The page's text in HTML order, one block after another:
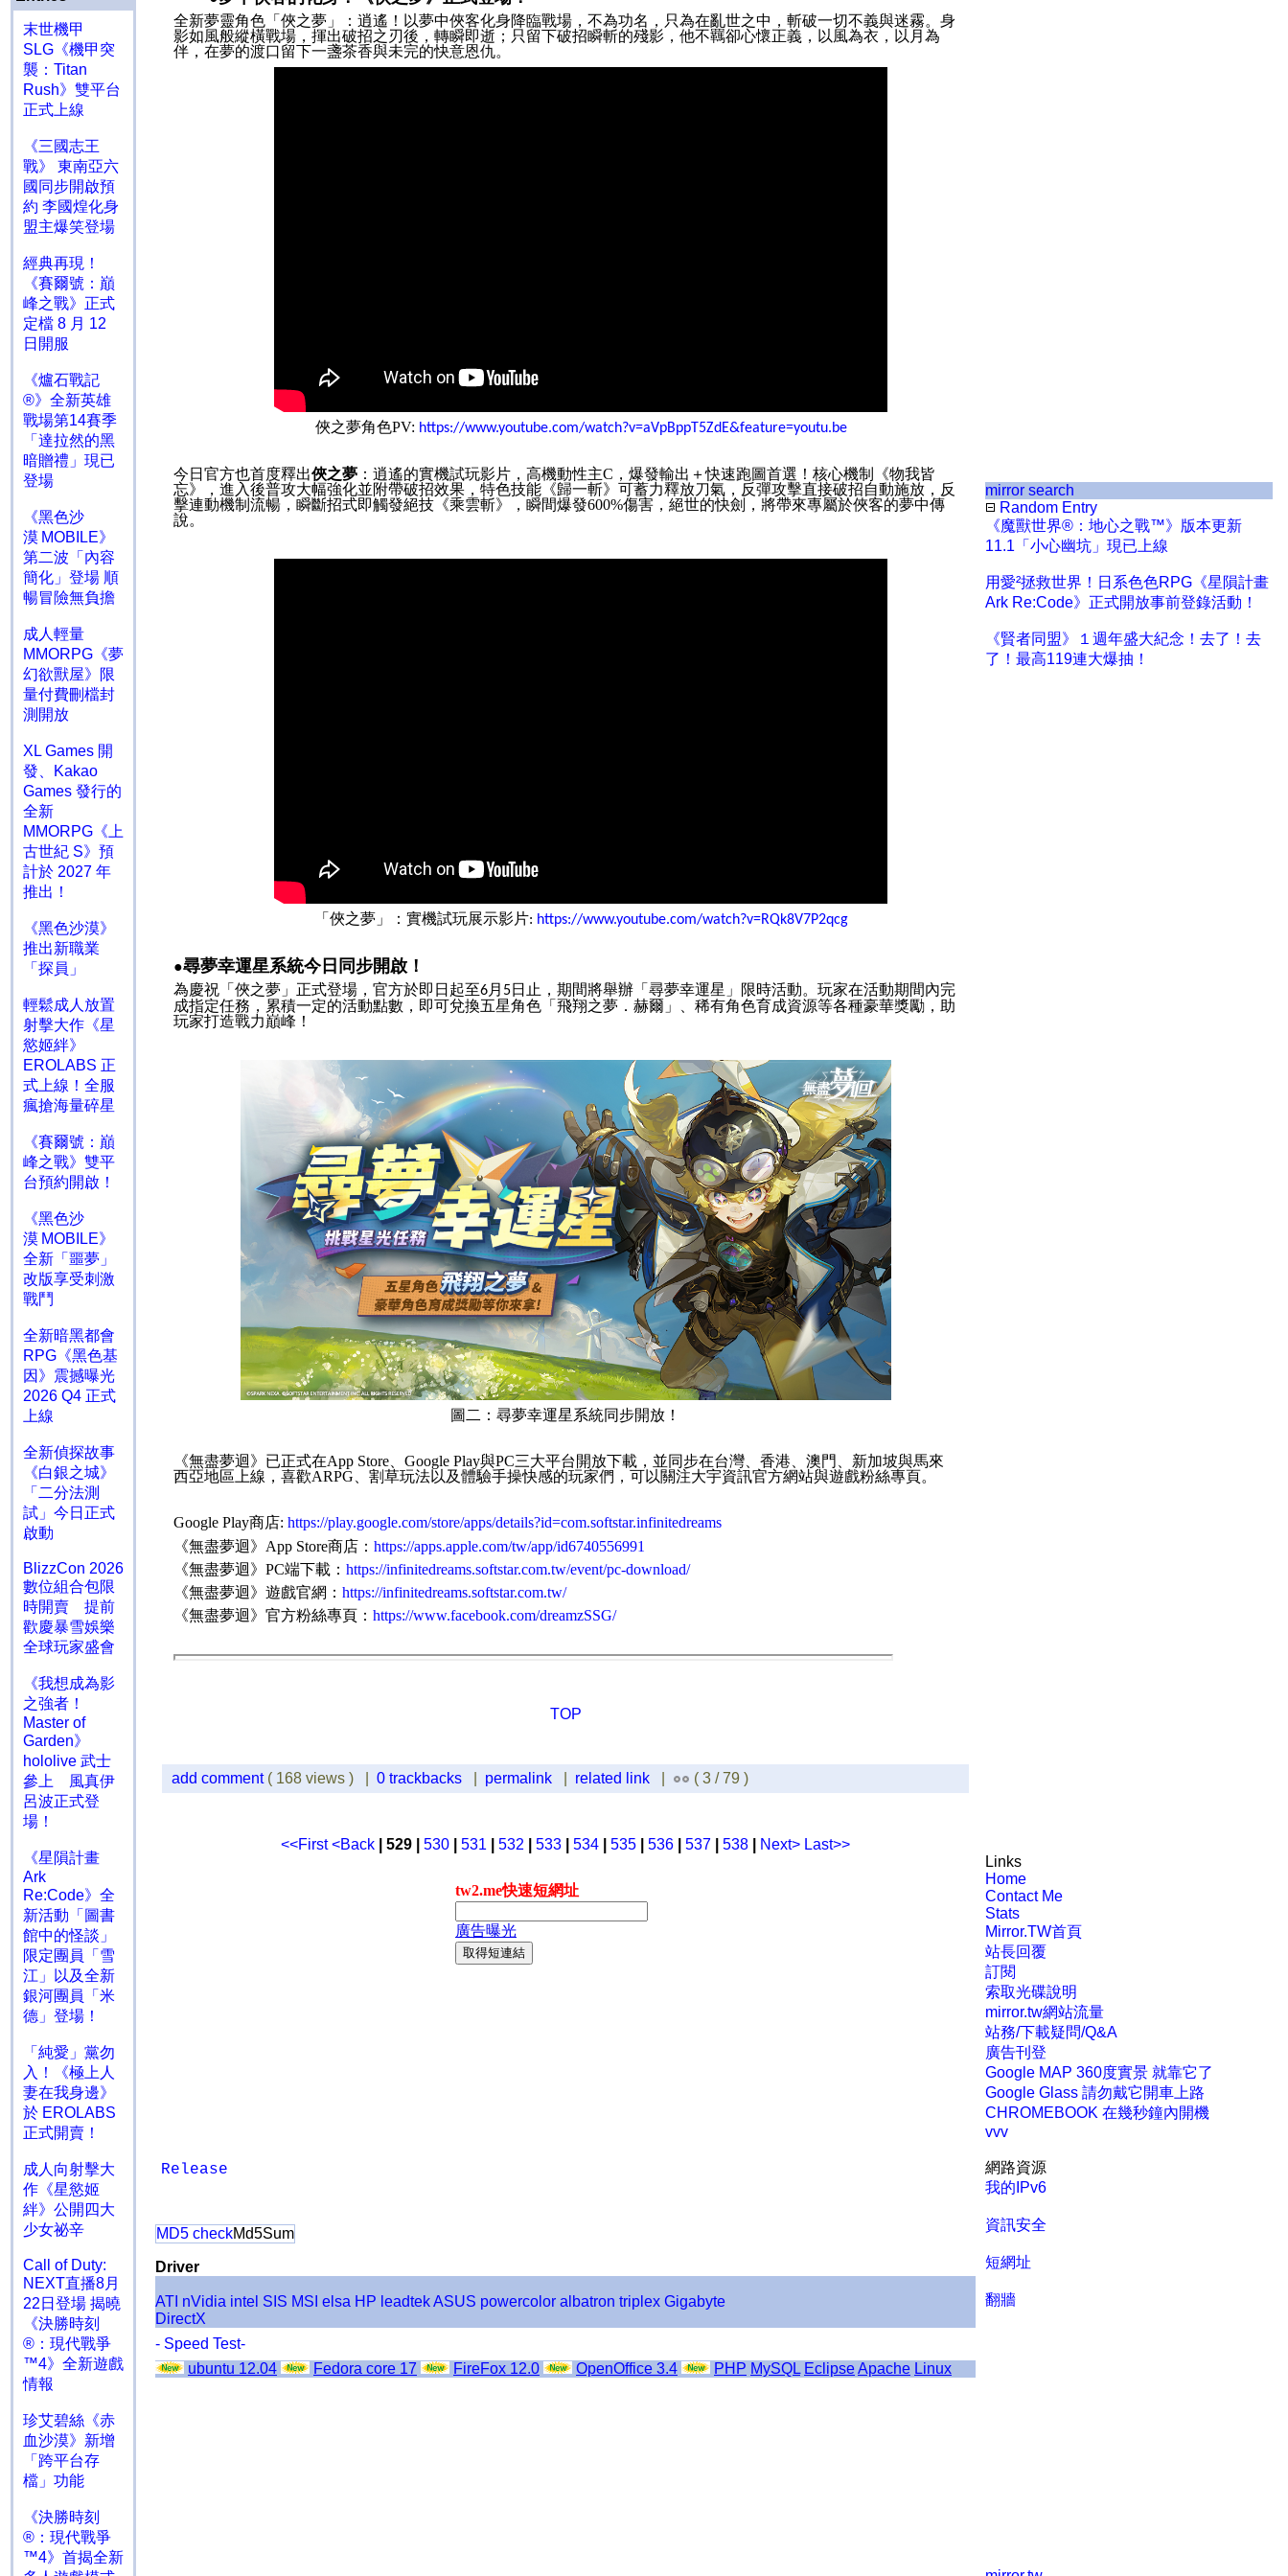
末世機甲
SLG《機甲突
襲：Titan
Rush》雙平台
正式上線
《三國志王
戰》 東南亞六
國同步開啟預
約 李國煌化身
盟主爆笑登場
經典再現！
《賽爾號：巔
峰之戰》正式
定檔 8 月 12
日開服
《爐石戰記
®》全新英雄
戰場第14賽季
「達拉然的黑
暗贈禮」現已
登場
《黑色沙
漠 MOBILE》
第二波「內容
簡化」登場 順
暢冒險無負擔
成人輕量
MMORPG《夢
幻欲獸屋》限
量付費刪檔封
測開放
XL Games 開
發、Kakao
Games 發行的
全新
MMORPG《上
古世紀 S》預
計於 2027 年
推出！
《黑色沙漠》
推出新職業
「探員」
輕鬆成人放置
射擊大作《星
慾姬絆》
EROLABS 正
式上線！全服
瘋搶海量碎星
《賽爾號：巔
峰之戰》雙平
台預約開啟！
《黑色沙
漠 MOBILE》
全新「噩夢」
改版享受刺激
戰鬥
全新暗黑都會
RPG《黑色基
因》震撼曝光
2026 Q4 正式
上線
全新偵探故事
《白銀之城》
「二分法測
試」今日正式
啟動
BlizzCon 2026
數位組合包限
時開賣 提前
歡慶暴雪娛樂
全球玩家盛會
《我想成為影
之強者！
Master of
Garden》
hololive 武士
參上 風真伊
呂波正式登
場！
《星隕計畫
Ark
Re:Code》全
新活動「圖書
館中的怪談」
限定團員「雪
江」以及全新
銀河團員「米
德」登場！
「純愛」黨勿
入！《極上人
妻在我身邊》
於 EROLABS
正式開賣！
成人向射擊大
作《星慾姬
絆》公開四大
少女祕辛
Call of Duty:
NEXT直播8月
22日登場 揭曉
《決勝時刻
®：現代戰爭
™4》全新遊戲
情報
珍艾碧絲《赤
血沙漠》新增
「跨平台存
檔」功能
《決勝時刻
®：現代戰爭
™4》首揭全新
全新夢靈角色「俠之夢 」
：逍遙！以夢中俠客化身降臨戰場，不為功名，只為在亂世之中，斬破一切不義與迷霧。身
影如風般縱橫戰場，揮出破招之刃後，轉瞬即逝；只留下破招瞬斬的殘影，他不羈卻心懷正義，以風為衣，以月為
伴，在夢的渡口留下一盞茶香與未完的快意恩仇。
俠之夢角色PV: https://www.youtube.com/watch?v=aVpBppT5ZdE&feature=youtu.be
今日官方也首度釋出俠之夢 ：逍遙的實機試玩影片，高機動性主C ，爆發輸出＋快速跑圖首選！核心機制《物我皆
忘》，進入後普攻大幅強化並附帶破招效果，特色技能《歸一斬》可蓄力釋放刀氣，反彈攻擊直接破招自動施放，反
擊連動機制流暢，瞬斷招式即觸發絕技《乘雲斬》，瞬間爆發600%傷害，絕世的快劍，將帶來專屬於俠客的夢中傳
說。
「俠之夢」：實機試玩展示影片: https://www.youtube.com/watch?v=RQk8V7P2qcg
●尋夢幸運星系統今日同步開啟！
為慶祝「俠之夢」正式登場，官方於即日起至6月 5日止，期間將舉辦「尋夢幸運星」限時活動。玩家在活動期間內完
成指定任務，累積一定的活動點數，即可兌換五星角色「飛翔之夢．赫爾」、稀有角色育成資源等各種豪華獎勵，助
玩家打造戰力巔峰！
圖二：尋夢幸運星系統同步開放！
《無盡夢迴》已正式在App Store Google Play與PC三大平台開放下載，並同步在台灣、香港、澳門、新加坡與馬來
西亞地區上線，喜歡ARPG 、割草玩法以及體驗手操快感的玩家們，可以關注大宇資訊官方網站與遊戲粉絲專頁。
Google Play商店: https://play.google.com/store/apps/details?id=com.softstar.infinitedreams
《無盡夢迴》 App Store商店： https://apps.apple.com/tw/app/id6740556991
《無盡夢迴》 PC端下載： https://infinitedreams.softstar.com.tw/event/pc-download/
《無盡夢迴》遊戲官網： https://infinitedreams.softstar.com.tw/
《無盡夢迴》官方粉絲專頁： https://www.facebook.com/dreamzSSG/
TOP
add comment ( 168 views ) | 0 trackbacks permalink related link ( 3 / 79 )
<<First<Back | 529 | 530 531 532 533 534 535 536 537 538 Next> Last>>
Release
MD5 checkMd5Sum
Driver
ATI nVidia intel SIS MSI elsa HP leadtekASUS powercolor albatron triplex Gigabyte
DirectX
- Speed Test-
ubuntu 12.04
Fedora core 17 FireFox 12.0 OpenOffice 3.4 PHP MySQL EclipseApache Linux
mirror search
Random Entry
《魔獸世界®：地心之戰™》版本更新
11.1「小心幽坑」現已上線
用愛²拯救世界！日系色色RPG《星隕計畫
Ark Re:Code》正式開放事前登錄活動！
《賢者同盟》１週年盛大紀念！去了！去
了！最高119連大爆抽！
Links
Home
Contact Me
Stats
Mirror.TW首頁
站長回覆
訂閱
索取光碟說明
mirror.tw網站流量
站務/下載疑問/Q&A
廣告刊登
Google MAP 360度實景 就靠它了
Google Glass 請勿戴它開車上路
CHROMEBOOK 在幾秒鐘內開機
vvv
網路資源
我的IPv6
資訊安全
短網址
翻牆